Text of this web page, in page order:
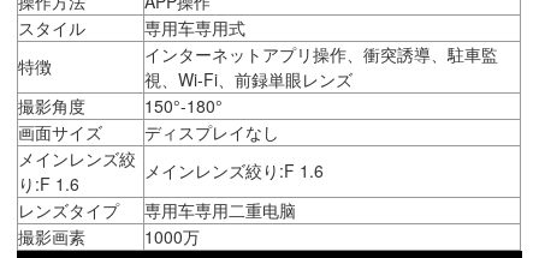
スタイル
専用车専用式
特徴
インターネットアプリ操作、衝突誘導、駐車監
視、Wi-Fi、前録単眼レンズ
撮影角度
150°-180°
画面サイズ
ディスプレイなし
メインレンズ絞
り:F 1.6
メインレンズ絞り:F 1.6
レンズタイプ
専用车専用二重电脑
撮影画素
1000万